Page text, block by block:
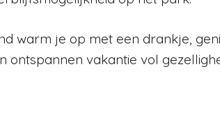
warm je op met een drankje,
ontspannen vakantie vol